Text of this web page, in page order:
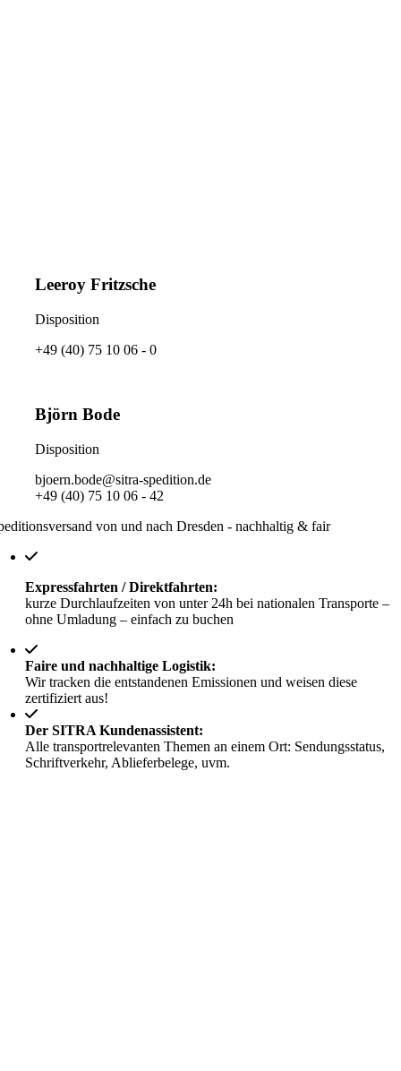
Leeroy Fritzsche
Disposition
+49 (40) 75 10 06 - 0
Björn Bode
Disposition
bjoern.bode@sitra-spedition.de
+49 (40) 75 10 06 - 42
von und nach Dresden - nachhaltig & fair
Expressfahrten / Direktfahrten:
kurze Durchlaufzeiten von unter 24h bei nationalen Transporte –
ohne Umladung – einfach zu buchen
Faire und nachhaltige Logistik:
Wir tracken die entstandenen Emissionen und weisen diese
zertifiziert aus!
Der SITRA Kundenassistent:
Alle transportrelevanten Themen an einem Ort: Sendungsstatus,
Schriftverkehr, Ablieferbelege, uvm.